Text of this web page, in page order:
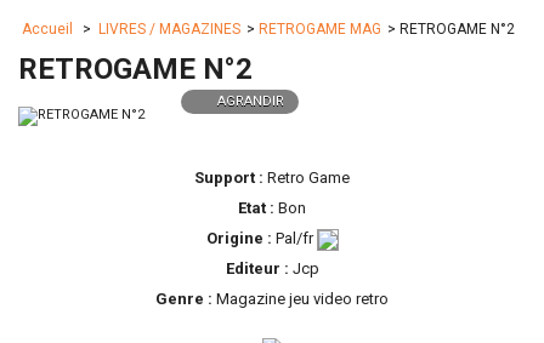
Accueil > LIVRES / MAGAZINES > RETROGAME MAG > RETROGAME N°2
RETROGAME N°2
AGRANDIR
Support : Retro Game
Etat : Bon
Origine : Pal/fr
Editeur : Jcp
Genre : Magazine jeu video retro